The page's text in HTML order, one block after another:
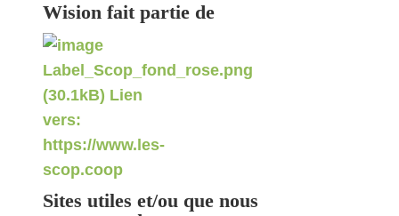
Wision fait partie de
Sites utiles et/ou que nous